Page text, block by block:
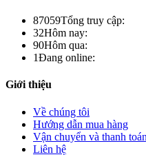
87059Tổng truy cập:
32Hôm nay:
90Hôm qua:
1Đang online:
Giới thiệu
Về chúng tôi
Hướng dẫn mua hàng
Vận chuyển và thanh toán
Liên hệ